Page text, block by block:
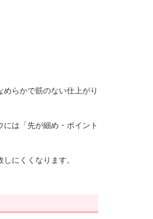
らかで筋のない仕上がり
は「先が細め・ポイント
にくくなります。